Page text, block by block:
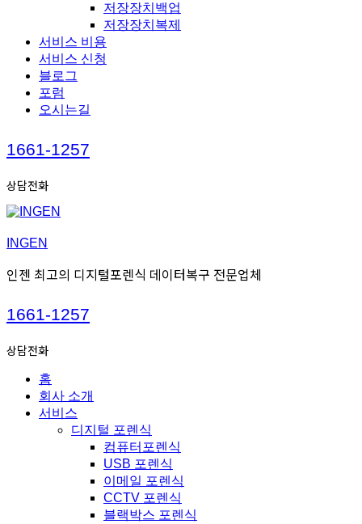
저장장치백업
저장장치복제
서비스 비용
서비스 신청
블로그
포럼
오시는길
Call
1661-1257
상담전화
INGEN
인젠 최고의 디지털포렌식 데이터복구 전문업체
Call
1661-1257
상담전화
홈
회사 소개
서비스
디지털 포렌식
컴퓨터포렌식
USB 포렌식
이메일 포렌식
CCTV 포렌식
블랙박스 포렌식